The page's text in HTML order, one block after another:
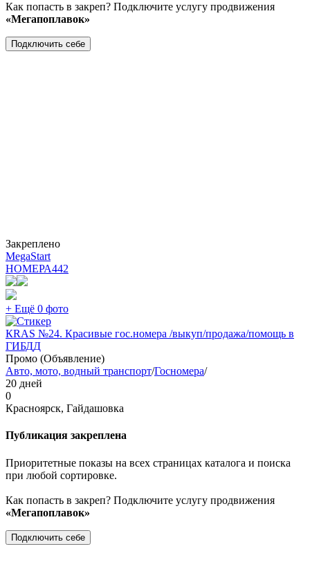
Как попасть в закреп? Подключите услугу продвижения
«Мегапоплавок»
Подключить себе
Закреплено
MegaStart
НОМЕРА442
+ Ещё 0 фото
КRAS №24. Красивые гос.номера /выкуп/продажа/помощь в
ГИБДД
Промо (Объявление)
Авто, мото, водный транспорт/Госномера/
20 дней
0
Красноярск, Гайдашовка
Публикация закреплена
Приоритетные показы на всех страницах каталога и поиска
при любой сортировке.
Как попасть в закреп? Подключите услугу продвижения
«Мегапоплавок»
Подключить себе